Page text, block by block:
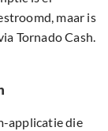
maar is
Tornado Cash.
applicatie die